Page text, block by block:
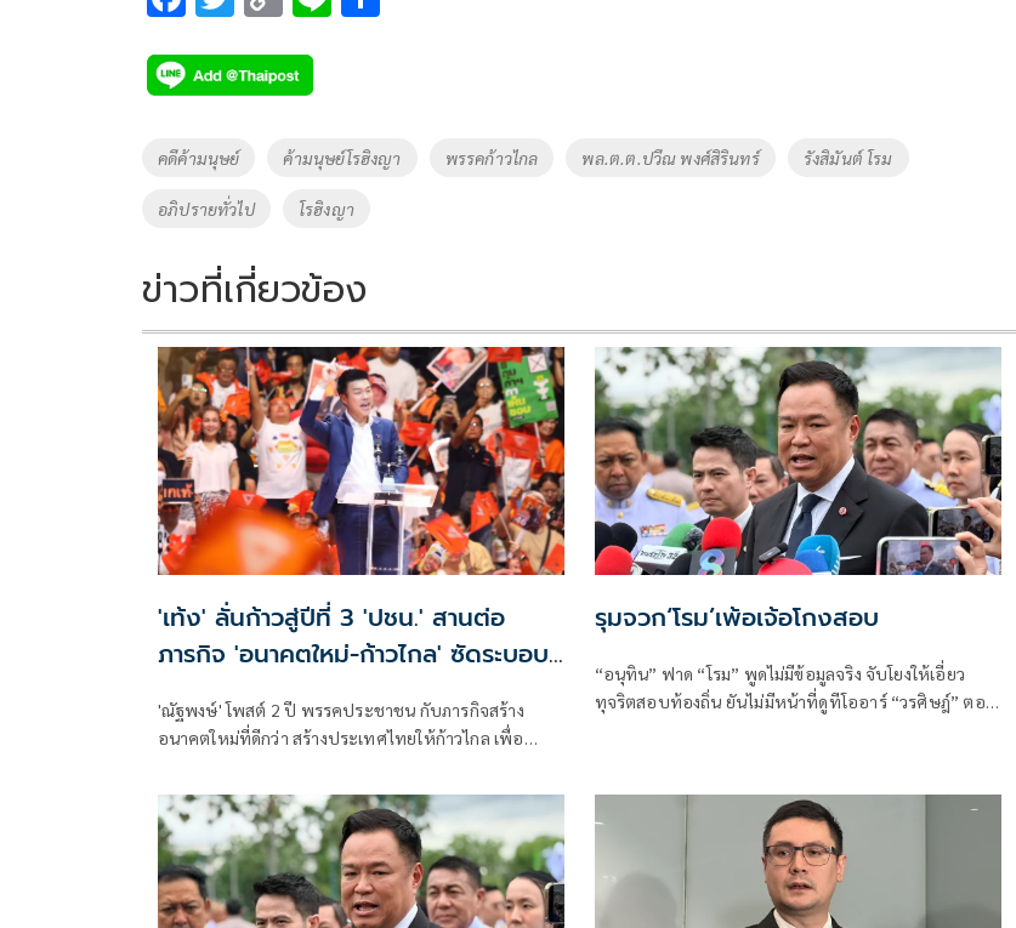
e
b
o
o
k
tt
er
p
y
Li
n
k
Tags
คดีค้ามนุษย์ ค้ามนุษย์โรฮิงญา พรรคก้าวไกล พล.ต.ต.ปวีณ พงศ์สิรินทร์ รังสิมันต์ โรม
อภิปรายทั่วไป โรฮิงญา
ข่าวที่เกี่ยวข้อง
'เท้ง' ลั่นก้าวสู่ปีที่ 3 'ปชน.' สานต่อ
ภารกิจ 'อนาคตใหม่-ก้าวไกล' ซัดระบอบ
'ณัฐพงษ์' โพสต์ 2 ปี พรรคประชาชน กับภารกิจสร้าง
อนาคตใหม่ที่ดีกว่า สร้างประเทศไทยให้ก้าวไกล เพื่อ
รุมจวก‘โรม’เพ้อเจ้อโกงสอบ
“อนุทิน” ฟาด “โรม” พูดไม่มีข้อมูลจริง จับโยงให้เอี่ยว
ทุจริตสอบท้องถิ่น ยันไม่มีหน้าที่ดูทีโออาร์ “วรศิษฎ์” ตอก